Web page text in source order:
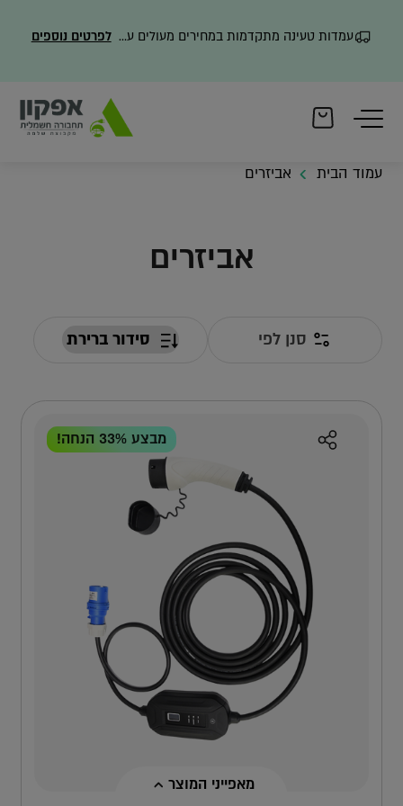
עמדות טעינה מתקדמות במחירים מעולים עם משלוח מהיר לפרטים נוספים
עמוד הבית אביזרים
אביזרים
סנן לפי
מבצע 33% הנחה!
מאפייני המוצר